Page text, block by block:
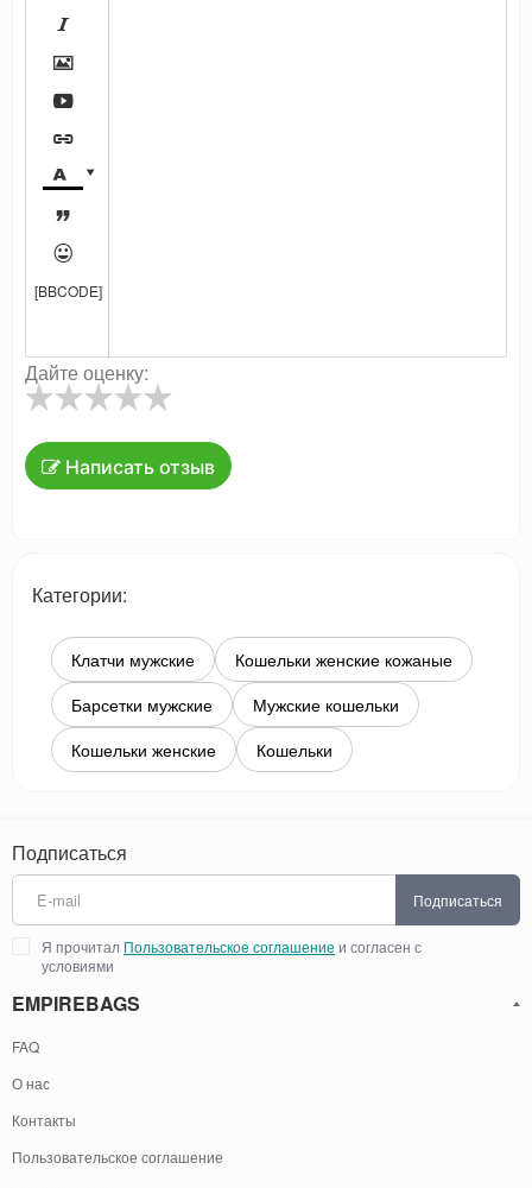








[BBCODE]
Дайте оценку:
Написать отзыв
Категории:
Клатчи мужские
Кошельки женские кожаные
Барсетки мужские
Мужские кошельки
Кошельки женские
Кошельки
Подписаться
Подписаться
Я прочитал Пользовательское соглашение и согласен с
условиями
EMPIREBAGS
FAQ
О нас
Контакты
Пользовательское соглашение